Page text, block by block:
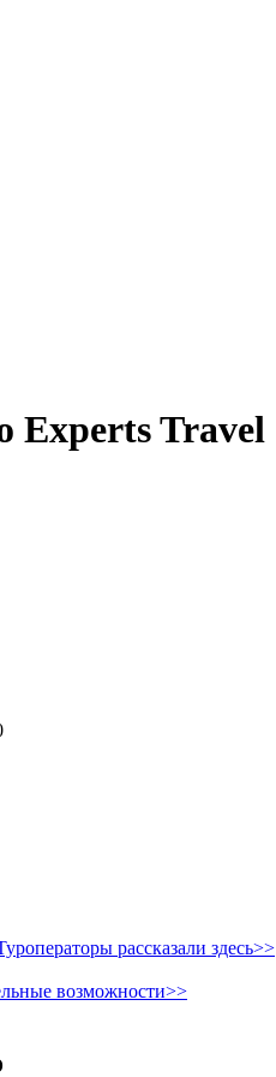
Experts Travel
рассказали здесь>>
возможности>>